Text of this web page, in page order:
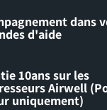
dans
d'aide
10ans sur les
Airwell
uniquement)